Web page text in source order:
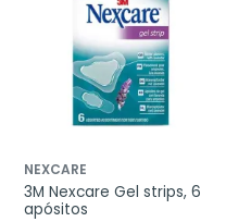
NEXCARE
3M Nexcare Gel strips, 6
apósitos